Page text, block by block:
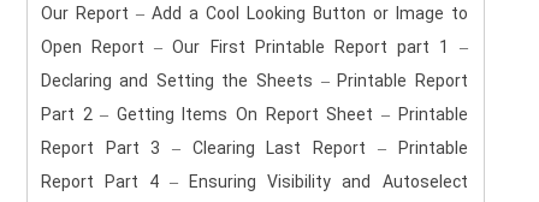
Our Report – Add a Cool Looking Button or Image to
Open Report – Our First Printable Report part 1 –
Declaring and Setting the Sheets – Printable Report
Part 2 – Getting Items On Report Sheet – Printable
Report Part 3 – Clearing Last Report – Printable
Report Part 4 – Ensuring Visibility and Autoselect